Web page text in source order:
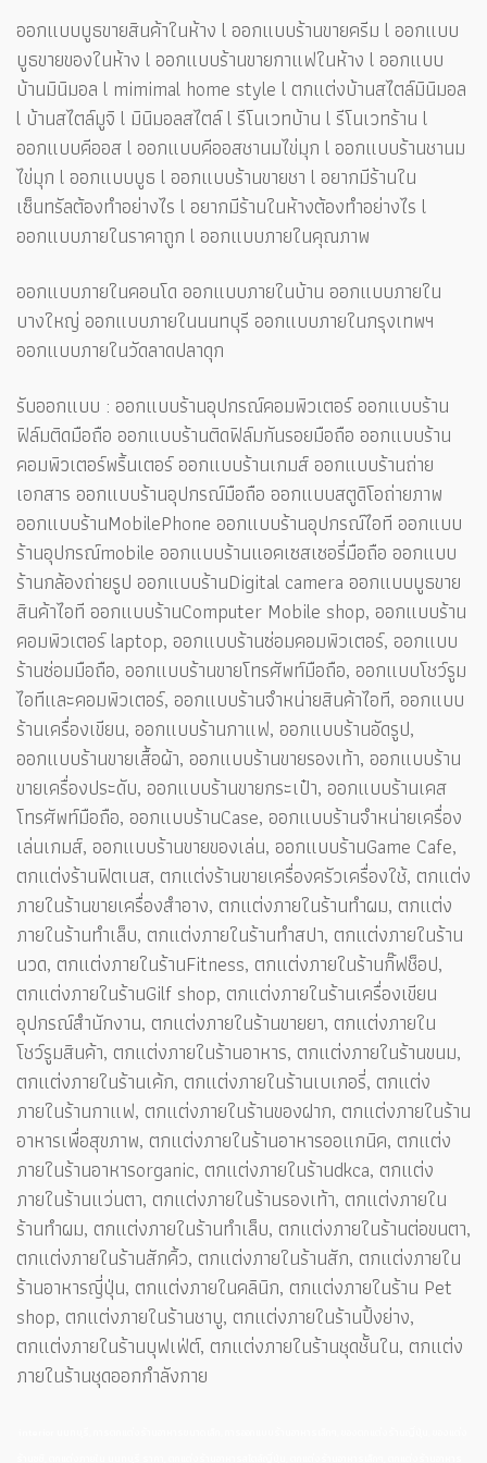
ออกแบบบูธขายสินค้าในห้าง l ออกแบบร้านขายครีม l ออกแบบ
บูธขายของในห้าง l ออกแบบร้านขายกาแฟในห้าง l ออกแบบ
บ้านมินิมอล l mimimal home style l ตกแต่งบ้านสไตล์มินิมอล
l บ้านสไตล์มูจิ l มินิมอลสไตล์ l รีโนเวทบ้าน l รีโนเวทร้าน l
ออกแบบคีออส l ออกแบบคีออสชานมไข่มุก l ออกแบบร้านชานม
ไข่มุก l ออกแบบบูธ l ออกแบบร้านขายชา l อยากมีร้านใน
เซ็นทรัลต้องทำอย่างไร l อยากมีร้านในห้างต้องทำอย่างไร l
ออกแบบภายในราคาถูก l ออกแบบภายในคุณภาพ
ออกแบบภายในคอนโด ออกแบบภายในบ้าน ออกแบบภายใน
บางใหญ่ ออกแบบภายในนนทบุรี ออกแบบภายในกรุงเทพฯ
ออกแบบภายในวัดลาดปลาดุก
รับออกแบบ : ออกแบบร้านอุปกรณ์คอมพิวเตอร์ ออกแบบร้าน
ฟิล์มติดมือถือ ออกแบบร้านติดฟิล์มกันรอยมือถือ ออกแบบร้าน
คอมพิวเตอร์พริ้นเตอร์ ออกแบบร้านเกมส์ ออกแบบร้านถ่าย
เอกสาร ออกแบบร้านอุปกรณ์มือถือ ออกแบบสตูดิโอถ่ายภาพ
ออกแบบร้านMobilePhone ออกแบบร้านอุปกรณ์ไอที ออกแบบ
ร้านอุปกรณ์mobile ออกแบบร้านแอคเซสเซอรี่มือถือ ออกแบบ
ร้านกล้องถ่ายรูป ออกแบบร้านDigital camera ออกแบบบูธขาย
สินค้าไอที ออกแบบร้านComputer Mobile shop, ออกแบบร้าน
คอมพิวเตอร์ laptop, ออกแบบร้านซ่อมคอมพิวเตอร์, ออกแบบ
ร้านซ่อมมือถือ, ออกแบบร้านขายโทรศัพท์มือถือ, ออกแบบโชว์รูม
ไอทีและคอมพิวเตอร์, ออกแบบร้านจำหน่ายสินค้าไอที, ออกแบบ
ร้านเครื่องเขียน, ออกแบบร้านกาแฟ, ออกแบบร้านอัดรูป,
ออกแบบร้านขายเสื้อผ้า, ออกแบบร้านขายรองเท้า, ออกแบบร้าน
ขายเครื่องประดับ, ออกแบบร้านขายกระเป๋า, ออกแบบร้านเคส
โทรศัพท์มือถือ, ออกแบบร้านCase, ออกแบบร้านจำหน่ายเครื่อง
เล่นเกมส์, ออกแบบร้านขายของเล่น, ออกแบบร้านGame Cafe,
ตกแต่งร้านฟิตเนส, ตกแต่งร้านขายเครื่องครัวเครื่องใช้, ตกแต่ง
ภายในร้านขายเครื่องสำอาง, ตกแต่งภายในร้านทำผม, ตกแต่ง
ภายในร้านทำเล็บ, ตกแต่งภายในร้านทำสปา, ตกแต่งภายในร้าน
นวด, ตกแต่งภายในร้านFitness, ตกแต่งภายในร้านกิ๊ฟช็อป,
ตกแต่งภายในร้านGilf shop, ตกแต่งภายในร้านเครื่องเขียน
อุปกรณ์สำนักงาน, ตกแต่งภายในร้านขายยา, ตกแต่งภายใน
โชว์รูมสินค้า, ตกแต่งภายในร้านอาหาร, ตกแต่งภายในร้านขนม,
ตกแต่งภายในร้านเค้ก, ตกแต่งภายในร้านเบเกอรี่, ตกแต่ง
ภายในร้านกาแฟ, ตกแต่งภายในร้านของฝาก, ตกแต่งภายในร้าน
อาหารเพื่อสุขภาพ, ตกแต่งภายในร้านอาหารออแกนิค, ตกแต่ง
ภายในร้านอาหารorganic, ตกแต่งภายในร้านdkca, ตกแต่ง
ภายในร้านแว่นตา, ตกแต่งภายในร้านรองเท้า, ตกแต่งภายใน
ร้านทำผม, ตกแต่งภายในร้านทำเล็บ, ตกแต่งภายในร้านต่อขนตา,
ตกแต่งภายในร้านสักคิ้ว, ตกแต่งภายในร้านสัก, ตกแต่งภายใน
ร้านอาหารญี่ปุ่น, ตกแต่งภายในคลินิก, ตกแต่งภายในร้าน Pet
shop, ตกแต่งภายในร้านชาบู, ตกแต่งภายในร้านปิ้งย่าง,
ตกแต่งภายในร้านบุฟเฟ่ต์, ตกแต่งภายในร้านชุดชั้นใน, ตกแต่ง
ภายในร้านชุดออกกำลังกาย